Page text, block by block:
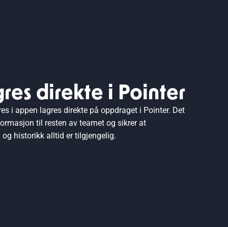
direkte i Pointer
i appen lagres direkte på oppdraget i Pointer. Det
til resten av teamet og sikrer at
historikk alltid er tilgjengelig.